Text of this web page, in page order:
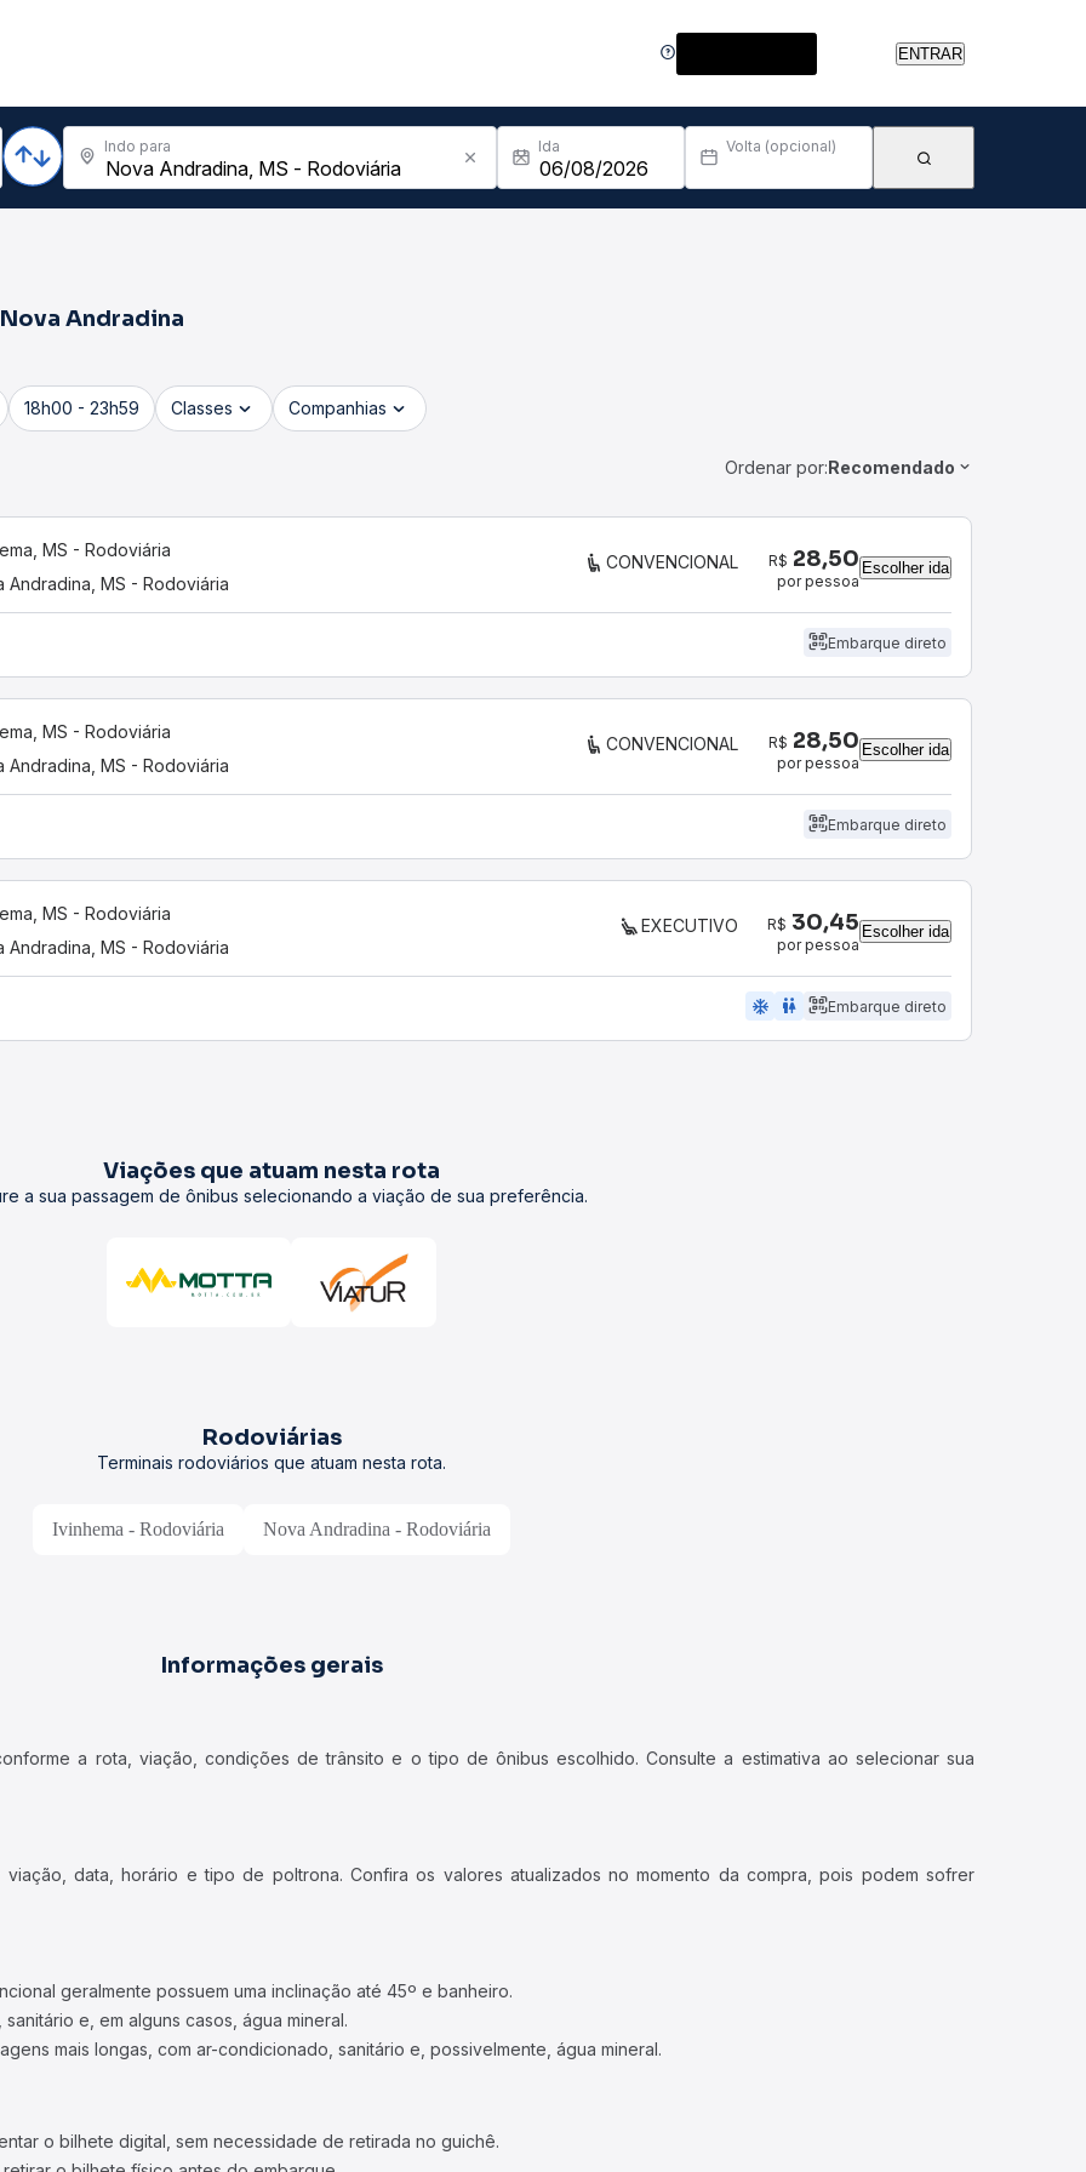
ENTRAR
Indo para Ida Volta (opcional)
Nova Andradina
18h00 - 23h59 Classes Companhias
Ordenar por:Recomendado
MS - Rodoviária
Andradina, MS - Rodoviária
CONVENCIONAL R$ 28,50
por pessoa
Escolher ida
Embarque direto
MS - Rodoviária
Andradina, MS - Rodoviária
CONVENCIONAL R$ 28,50
por pessoa
Escolher ida
Embarque direto
MS - Rodoviária
Andradina, MS - Rodoviária
EXECUTIVO R$ 30,45
por pessoa
Escolher ida
ac_unit wc Embarque direto
Viações que atuam nesta rota
a sua passagem de ônibus selecionando a viação de sua preferência.
Rodoviárias
Terminais rodoviários que atuam nesta rota.
Ivinhema - Rodoviária Nova Andradina - Rodoviária
Informações gerais
a rota, viação, condições de trânsito e o tipo de ônibus escolhido. Consulte a estimativa ao selecionar sua
data, horário e tipo de poltrona. Confira os valores atualizados no momento da compra, pois podem sofrer
geralmente possuem uma inclinação até 45º e banheiro.
e, em alguns casos, água mineral.
mais longas, com ar-condicionado, sanitário e, possivelmente, água mineral.
o bilhete digital, sem necessidade de retirada no guichê.